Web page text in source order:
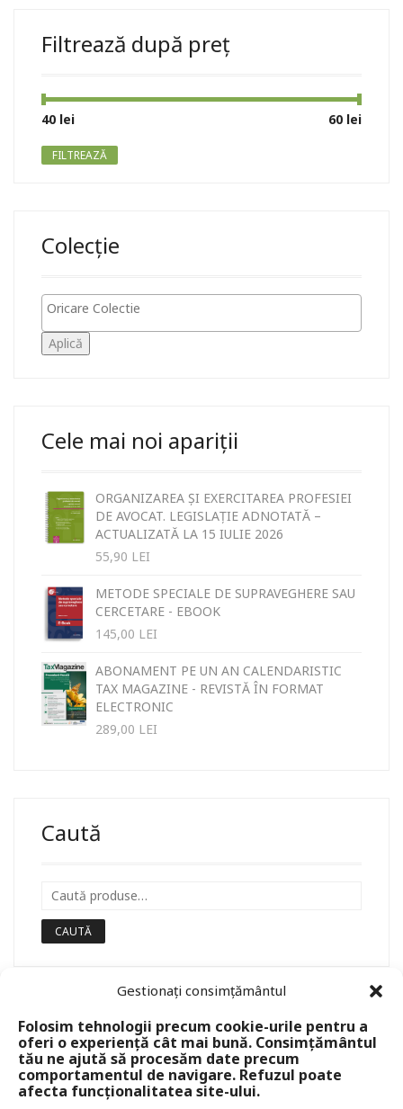
Gestionați consimțământul
Folosim tehnologii precum cookie-urile pentru a
oferi o experiență cât mai bună. Consimțământul
tău ne ajută să procesăm date precum
comportamentul de navigare. Refuzul poate
afecta funcționalitatea site-ului.
Filtrează după preț
Preț
Preț
FILTREAZĂ
40 lei 60 lei
Colecție
Aplică
Cele mai noi apariții
ORGANIZAREA ȘI EXERCITAREA PROFESIEI
DE AVOCAT. LEGISLAȚIE ADNOTATĂ –
ACTUALIZATĂ LA 15 IULIE 2026
55,90 LEI
METODE SPECIALE DE SUPRAVEGHERE SAU
CERCETARE - EBOOK
145,00 LEI
ABONAMENT PE UN AN CALENDARISTIC
TAX MAGAZINE - REVISTĂ ÎN FORMAT
ELECTRONIC
289,00 LEI
Caută
CAUTĂ